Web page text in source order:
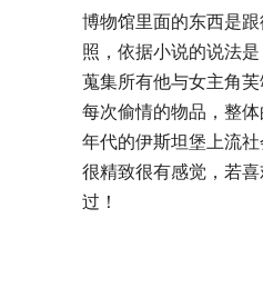
博物馆里面的东西是
照，依据小说的说法
蒐集所有他与女主角
每次偷情的物品，整
年代的伊斯坦堡上流
很精致很有感觉，若
过！